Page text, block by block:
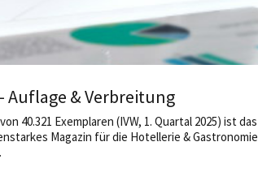
Auflage & Verbreitung
40.321 Exemplaren (IVW, 1. Quartal 2025) ist das
Magazin für die Hotellerie & Gastronomie